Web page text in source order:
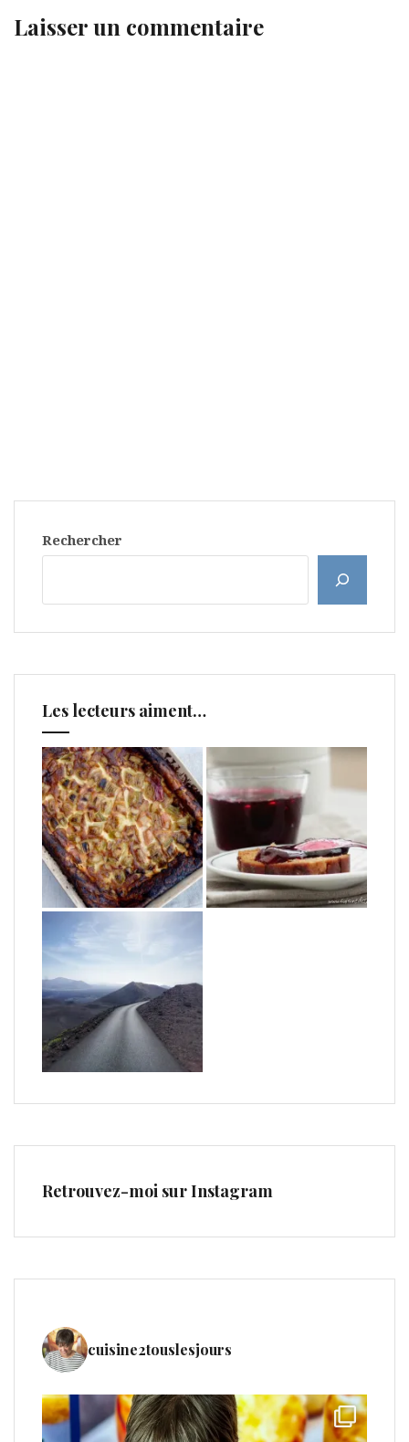
Laisser un commentaire
Rechercher
Les lecteurs aiment…
Retrouvez-moi sur Instagram
cuisine2touslesjours